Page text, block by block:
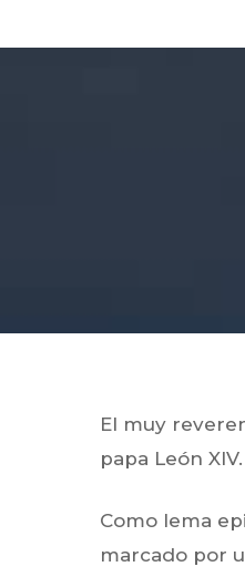
El muy
papa León
Como lema
marcado por